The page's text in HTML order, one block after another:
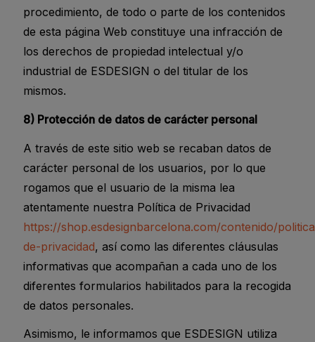
procedimiento, de todo o parte de los contenidos
de esta página Web constituye una infracción de
los derechos de propiedad intelectual y/o
industrial de ESDESIGN o del titular de los
mismos.
8) Protección de datos de carácter personal
A través de este sitio web se recaban datos de
carácter personal de los usuarios, por lo que
rogamos que el usuario de la misma lea
atentamente nuestra Política de Privacidad
https://shop.esdesignbarcelona.com/contenido/
de-privacidad, así como las diferentes cláusulas
informativas que acompañan a cada uno de los
diferentes formularios habilitados para la recogida
de datos personales.
Asimismo, le informamos que ESDESIGN utiliza